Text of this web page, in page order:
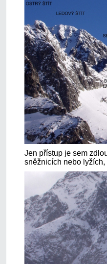
Jen přístup je sem
sněžnicích nebo